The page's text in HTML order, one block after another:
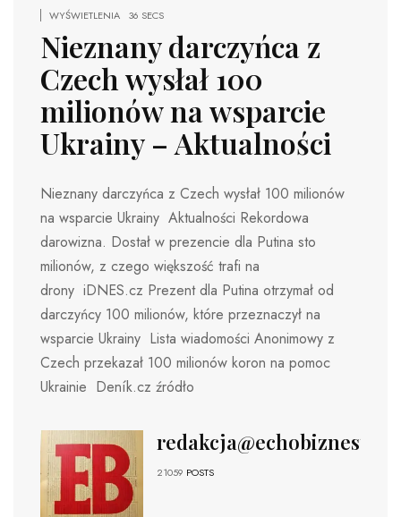
WYŚWIETLENIA
36 SECS
Nieznany darczyńca z
Czech wysłał 100
milionów na wsparcie
Ukrainy – Aktualności
Nieznany darczyńca z Czech wysłał 100 milionów
na wsparcie Ukrainy Aktualności Rekordowa
darowizna. Dostał w prezencie dla Putina sto
milionów, z czego większość trafi na
drony iDNES.cz Prezent dla Putina otrzymał od
darczyńcy 100 milionów, które przeznaczył na
wsparcie Ukrainy Lista wiadomości Anonimowy z
Czech przekazał 100 milionów koron na pomoc
Ukrainie Deník.cz źródło
redakcja@echobiznesu.pl
21059 POSTS